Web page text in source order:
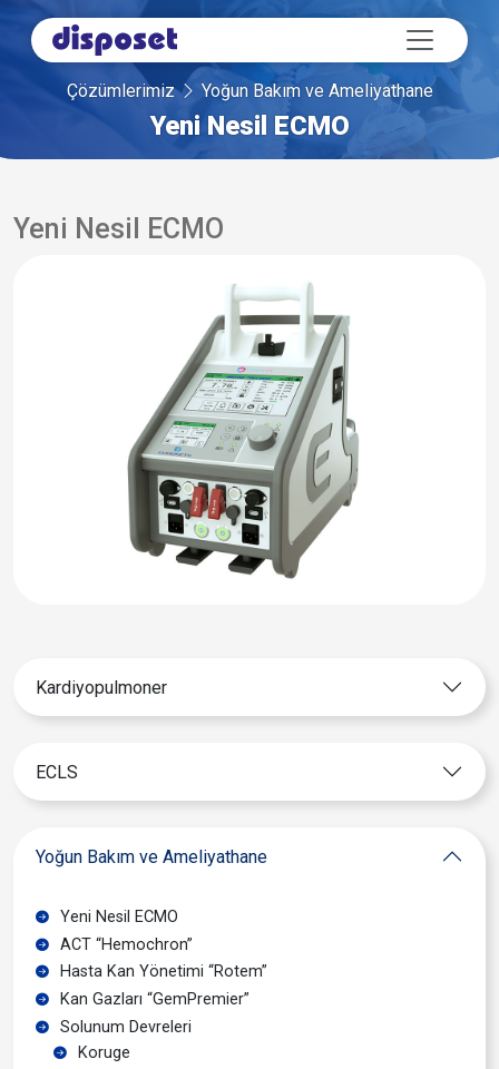
Çözümlerimiz Yoğun Bakım ve Ameliyathane
Yeni Nesil ECMO
Yeni Nesil ECMO
Kardiyopulmoner
ECLS
Yoğun Bakım ve Ameliyathane
Yeni Nesil ECMO
ACT “Hemochron”
Hasta Kan Yönetimi “Rotem”
Kan Gazları “GemPremier”
Solunum Devreleri
Koruge